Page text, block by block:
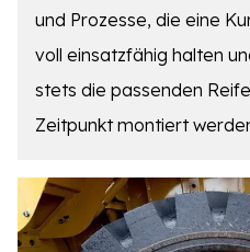
und Prozesse, die eine
voll einsatzfähig halten
stets die passenden
Zeitpunkt montiert